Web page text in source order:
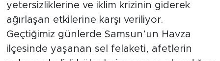
yetersizliklerine ve iklim krizinin giderek
ağırlaşan etkilerine karşı veriliyor.
Geçtiğimiz günlerde Samsun’un Havza
ilçesinde yaşanan sel felaketi, afetlerin